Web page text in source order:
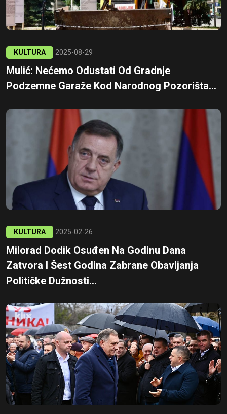
KULTURA 2025-08-29
Mulić: Nećemo Odustati Od Gradnje
Podzemne Garaže Kod Narodnog Pozorišta...
KULTURA 2025-02-26
Milorad Dodik Osuđen Na Godinu Dana
Zatvora I Šest Godina Zabrane Obavljanja
Političke Dužnosti...